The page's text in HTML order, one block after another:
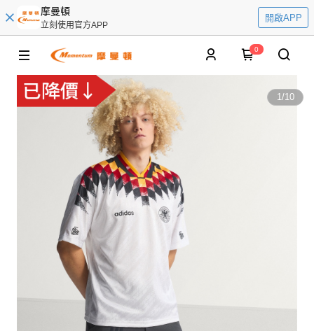
摩曼頓
立刻使用官方APP
開啟APP
0
1/10